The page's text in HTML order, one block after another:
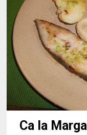
Ca la